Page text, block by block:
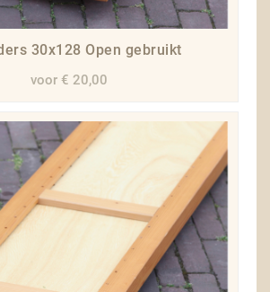
30x128 Open gebruikt
voor € 20,00